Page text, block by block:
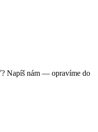
Napíš nám — opravíme do